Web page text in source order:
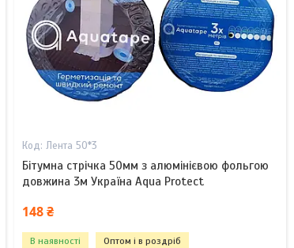
Лента 50*3
Бітумна стрічка 50мм з алюмінієвою фольгою
довжина 3м Україна Aqua Protect
148 ₴
В наявності Оптом і в роздріб